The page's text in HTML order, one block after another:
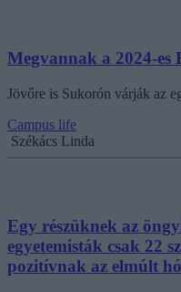
Megvannak a 2024-es
Jövőre is Sukorón várják az
Campus life
Székács Linda
Egy részüknek az
egyetemisták csak 22
pozitívnak az elmúlt